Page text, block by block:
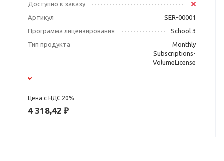
Доступно к заказу
Артикул
SER-00001
Программа лицензирования
School 3
Тип продукта
Monthly
Subscriptions-
VolumeLicense
Цена с НДС 20%
4 318,42 ₽